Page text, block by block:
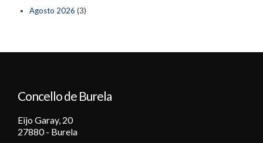
Agosto 2026 (3)
Concello de Burela
Eijo Garay, 20
27880 - Burela